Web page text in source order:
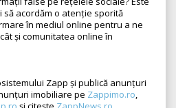
să acordăm o atenție sporită
în mediul online pentru a ne
și comunitatea online în
Zapp și publică anunțuri
imobiliare pe Zappimo.ro,